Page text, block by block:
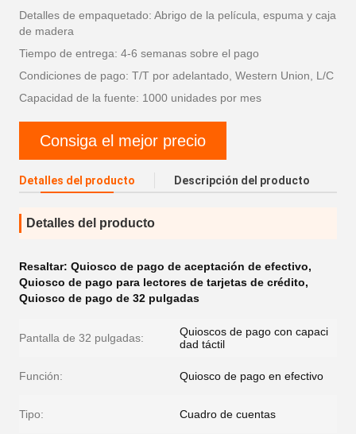
Detalles de empaquetado: Abrigo de la película, espuma y caja
de madera
Tiempo de entrega: 4-6 semanas sobre el pago
Condiciones de pago: T/T por adelantado, Western Union, L/C
Capacidad de la fuente: 1000 unidades por mes
Consiga el mejor precio
Detalles del producto Descripción del producto
Detalles del producto
Resaltar: Quiosco de pago de aceptación de efectivo,
Quiosco de pago para lectores de tarjetas de crédito,
Quiosco de pago de 32 pulgadas
Pantalla de 32 pulgadas:
Quioscos de pago con capaci
dad táctil
Función: Quiosco de pago en efectivo
Tipo: Cuadro de cuentas